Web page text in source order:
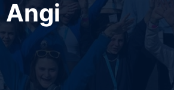
Angi